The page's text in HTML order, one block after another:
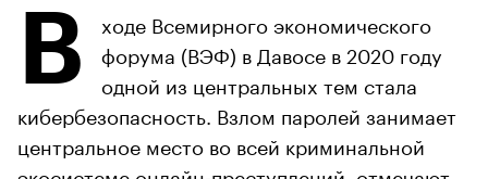
В
ходе Всемирного экономического
форума (ВЭФ) в Давосе в 2020 году
одной из центральных тем стала
кибербезопасность. Взлом паролей занимает
центральное место во всей криминальной